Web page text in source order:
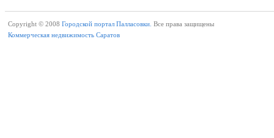
Copyright © 2008 Городской портал Палласовки. Все права защищены
Коммерческая недвижимость Саратов